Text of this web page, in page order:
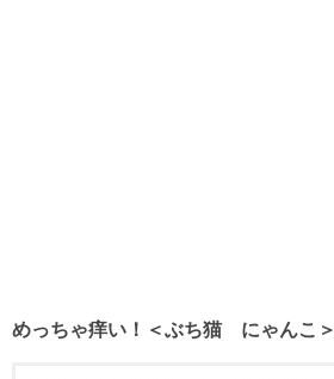
めっちゃ痒い！＜ぶち猫 にゃんこ＞